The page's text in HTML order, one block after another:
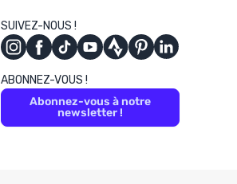
SUIVEZ-NOUS !
ABONNEZ-VOUS !
Abonnez-vous à notre
newsletter !